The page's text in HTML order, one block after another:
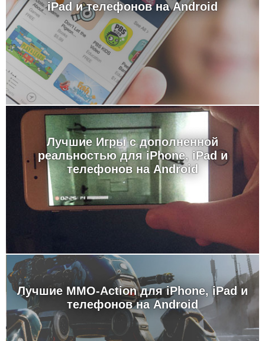
iPad и телефонов на Android
Лучшие Игры с дополненной
реальностью для iPhone, iPad и
телефонов на Android
Лучшие MMO-Action для iPhone, iPad и
телефонов на Android